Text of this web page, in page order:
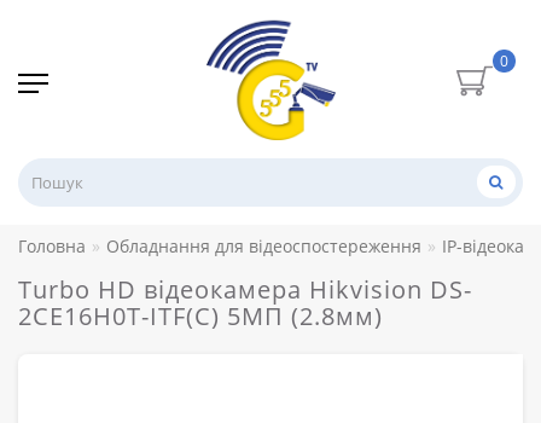
0
Головна Обладнання для відеоспостереження IP-
Turbo HD відеокамера Hikvision DS-
2CE16H0T-ITF(С) 5МП (2.8мм)